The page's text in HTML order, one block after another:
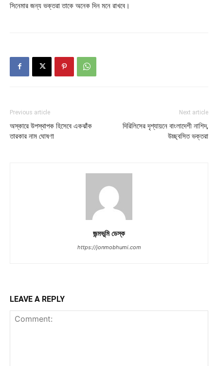
সিনেমার জন্য ভক্তরা তাকে অনেক দিন মনে রাখবে।
Previous article
অস্কারে উপস্থাপক হিসেবে একঝাঁক
তারকার নাম ঘোষণা
Next article
দিরিলিসের দৃশ্যায়নে বাংলাদেশী নাশিদ,
উচ্ছ্বসিত ভক্তরা
জন্মভূমি ডেস্ক
https://jonmobhumi.com
LEAVE A REPLY